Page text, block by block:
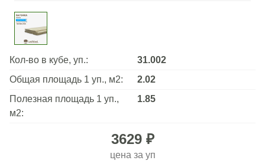
Кол-во в кубе, уп.:
31.002
Общая площадь 1 уп., м2:
2.02
Полезная площадь 1 уп.,
м2:
1.85
3629 ₽
цена за уп